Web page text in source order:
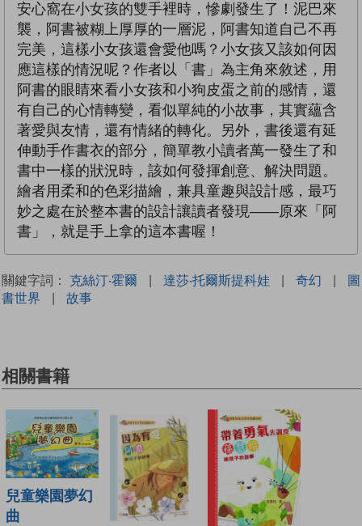
安心窩在小女孩的雙手裡時，慘劇發生了！泥巴來
襲，阿書被糊上厚厚的一層泥，阿書知道自己不再
完美，這樣小女孩還會愛他嗎？小女孩又該如何因
應這樣的情況呢？作者以「書」為主角來敘述，用
阿書的眼睛來看小女孩和小狗皮蛋之前的感情，還
有自己的心情轉變，看似單純的小故事，其實蘊含
著愛與友情，還有情緒的轉化。另外，書後還有延
伸動手作書衣的部分，簡單教小讀者萬一發生了和
書中一樣的狀況時，該如何發揮創意、解決問題。
繪者用柔和的色彩描繪，兼具童趣與設計感，最巧
妙之處在於整本書的設計讓讀者發現——原來「阿
書」，就是手上拿的這本書喔！
關鍵字詞： 克絲汀‧霍爾 | 達莎‧托爾斯提科娃 | 奇幻 |
圖
書世界
| 故事
相關書籍
兒童樂園夢幻
曲